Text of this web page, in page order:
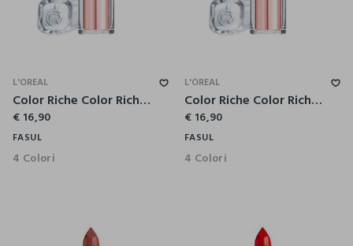
L'OREAL
Color Riche Color Riche Glow Paradise Rossetto 193 Rose Mirage.
€ 16,90
FASUL
4 Colori
L'OREAL
Color Riche Color Riche Glow Paradise Rossetto 353 Mulberry Ecstatic.
€ 16,90
FASUL
4 Colori